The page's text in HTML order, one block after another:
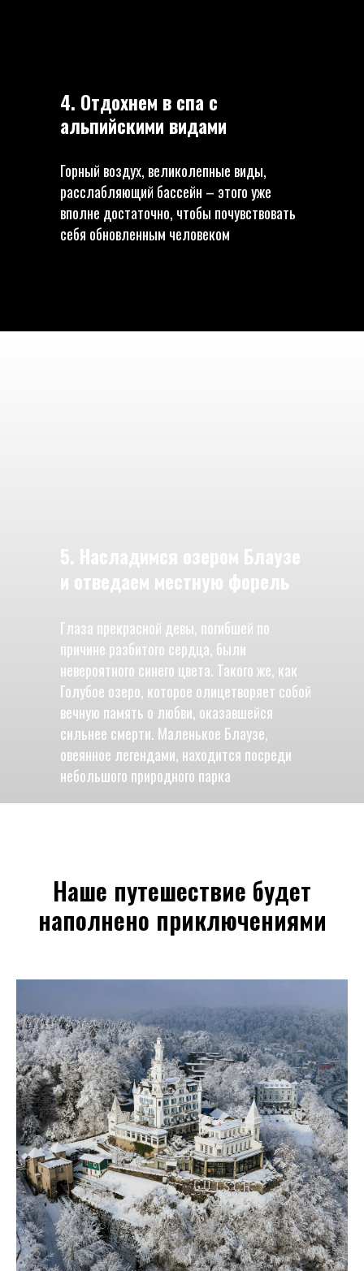
Горный воздух, великолепные виды,
расслабляющий бассейн – этого уже
вполне достаточно, чтобы почувствовать
себя обновленным человеком
4. Отдохнем в спа с
альпийскими видами
Глаза прекрасной девы, погибшей по
причине разбитого сердца, были
невероятного синего цвета. Такого же, как
Голубое озеро, которое олицетворяет собой
вечную память о любви, оказавшейся
сильнее смерти. Маленькое Блаузе,
овеянное легендами, находится посреди
небольшого природного парка
5. Насладимся озером Блаузе
и отведаем местную форель
Наше путешествие будет
наполнено приключениями